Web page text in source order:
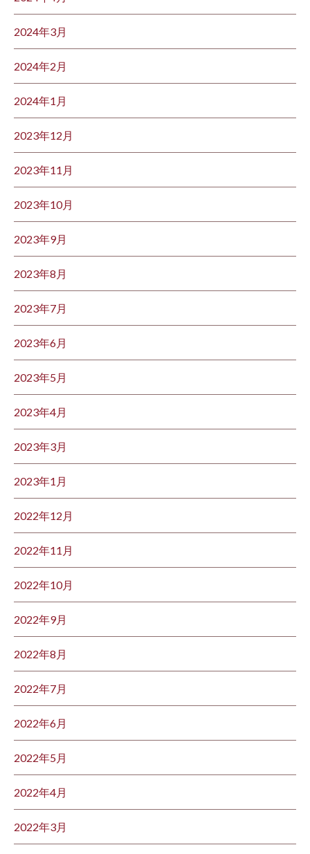
2024年3月
2024年2月
2024年1月
2023年12月
2023年11月
2023年10月
2023年9月
2023年8月
2023年7月
2023年6月
2023年5月
2023年4月
2023年3月
2023年1月
2022年12月
2022年11月
2022年10月
2022年9月
2022年8月
2022年7月
2022年6月
2022年5月
2022年4月
2022年3月